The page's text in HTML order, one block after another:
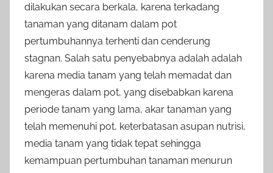
dilakukan secara berkala, karena terkadang
tanaman yang ditanam dalam pot
pertumbuhannya terhenti dan cenderung
stagnan. Salah satu penyebabnya adalah adalah
karena media tanam yang telah memadat dan
mengeras dalam pot, yang disebabkan karena
periode tanam yang lama, akar tanaman yang
telah memenuhi pot, keterbatasan asupan nutrisi,
media tanam yang tidak tepat sehingga
kemampuan pertumbuhan tanaman menurun